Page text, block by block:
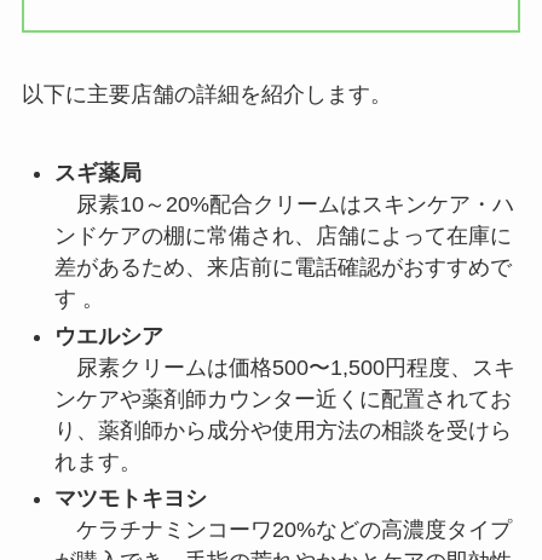
以下に主要店舗の詳細を紹介します。
スギ薬局
尿素10～20%配合クリームはスキンケア・ハ
ンドケアの棚に常備され、店舗によって在庫に
差があるため、来店前に電話確認がおすすめで
す 。
ウエルシア
尿素クリームは価格500〜1,500円程度、スキ
ンケアや薬剤師カウンター近くに配置されてお
り、薬剤師から成分や使用方法の相談を受けら
れます。
マツモトキヨシ
ケラチナミンコーワ20%などの高濃度タイプ